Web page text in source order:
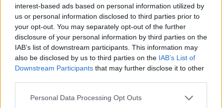
interest-based ads based on personal information utilized by
us or personal information disclosed to third parties prior to
your opt-out. You may separately opt-out of the further
disclosure of your personal information by third parties on the
IAB’s list of downstream participants. This information may
also be disclosed by us to third parties on the IAB’s List of
Downstream Participants that may further disclose it to other
Please note that this website/app uses one or more Google
Personal Data Processing Opt Outs
Bruno Costa · 6 ago 2026